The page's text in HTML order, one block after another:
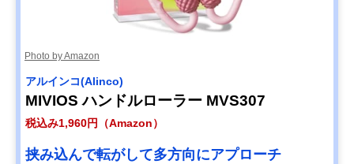
Photo by Amazon
アルインコ(Alinco)
MIVIOS ハンドルローラー MVS307
税込み1,960円（Amazon）
挟み込んで転がして多方向にアプローチ